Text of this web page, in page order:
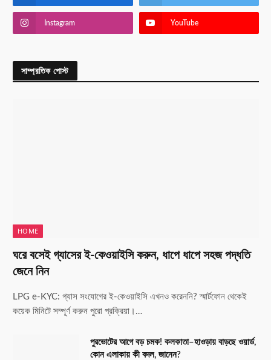
Instagram YouTube
সাম্প্রতিক পোস্ট
HOME
ঘরে বসেই গ্যাসের ই-কেওয়াইসি করুন, ধাপে ধাপে সহজ পদ্ধতি
জেনে নিন
LPG e-KYC: গ্যাস সংযোগের ই-কেওয়াইসি এখনও করেননি? স্মার্টফোন থেকেই
কয়েক মিনিটে সম্পূর্ণ করুন পুরো প্রক্রিয়া।…
পুরভোটের আগে বড় চমক! কলকাতা–হাওড়ায় বাড়ছে ওয়ার্ড,
কোন এলাকায় কী বদল, জানেন?